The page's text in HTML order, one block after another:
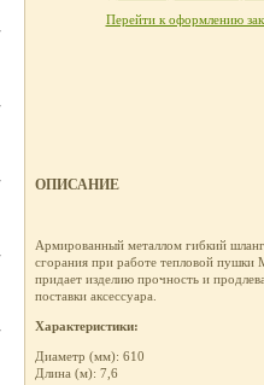
Перейти к оформлению
ОПИСАНИЕ
Армированный металлом гибкий
сгорания при работе тепловой пушки
придает изделию прочность и
поставки аксессуара.
Характеристики:
Диаметр (мм): 610
Длина (м): 7,6